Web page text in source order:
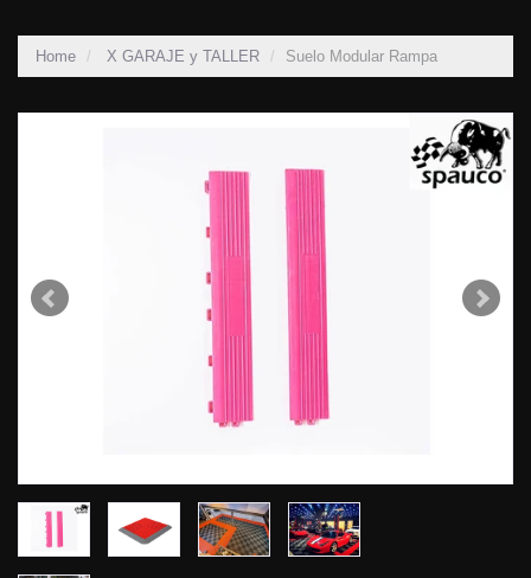
Home X GARAJE y TALLER Suelo Modular Rampa